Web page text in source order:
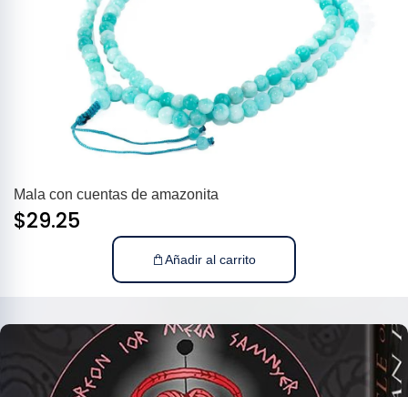
Mala con cuentas de amazonita
$29.25
Añadir al carrito